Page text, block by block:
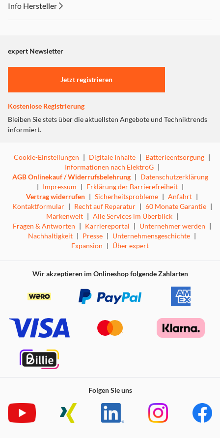
Info Hersteller
"Marketing".
Einstellungen anpassen
expert Newsletter
Jetzt registrieren
Kostenlose Registrierung
Bleiben Sie stets über die aktuellsten Angebote und Techniktrends
informiert.
Cookie-Einstellungen | Digitale Inhalte | Batterieentsorgung |
Informationen nach ElektroG |
AGB Onlinekauf / Widerrufsbelehrung | Datenschutzerklärung
| Impressum | Erklärung der Barrierefreiheit |
Vertrag widerrufen | Sicherheitsprobleme | Anfahrt |
Kontaktformular | Recht auf Reparatur | 60 Monate Garantie |
Markenwelt | Alle Services im Überblick |
Fragen & Antworten | Karriereportal | Unternehmer werden |
Nachhaltigkeit | Presse | Unternehmensgeschichte |
Expansion | Über expert
Wir akzeptieren im Onlineshop folgende Zahlarten
Folgen Sie uns